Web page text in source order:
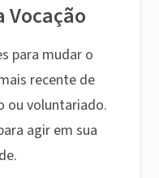
Vocação
para mudar o
recente de
ou voluntariado.
agir em sua